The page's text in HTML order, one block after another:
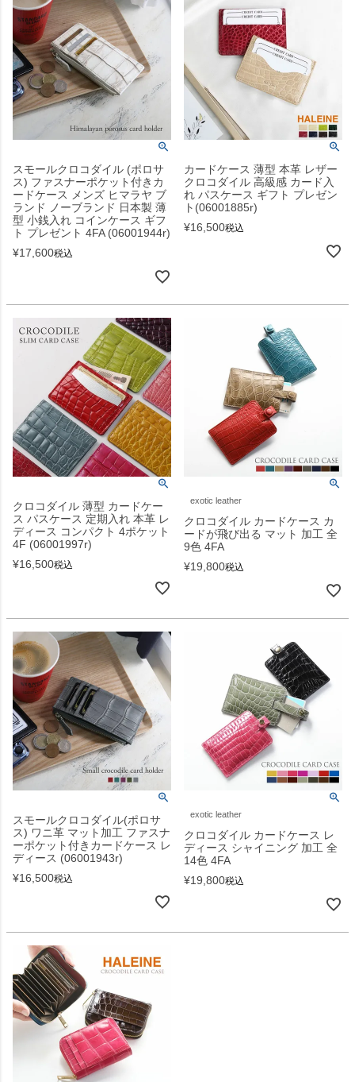
スモールクロコダイル (ポロサ
ス) ファスナーポケット付きカ
ードケース メンズ ヒマラヤ ブ
ランド ノーブランド 日本製 薄
型 小銭入れ コインケース ギフ
ト プレゼント 4FA (06001944r)
¥17,600税込
カードケース 薄型 本革 レザー
クロコダイル 高級感 カード入
れ パスケース ギフト プレゼン
ト(06001885r)
¥16,500税込
クロコダイル 薄型 カードケー
ス パスケース 定期入れ 本革 レ
ディース コンパクト 4ポケット
4F (06001997r)
¥16,500税込
exotic leather
クロコダイル カードケース カ
ードが飛び出る マット 加工 全
9色 4FA
¥19,800税込
スモールクロコダイル(ポロサ
ス) ワニ革 マット加工 ファスナ
ーポケット付きカードケース レ
ディース (06001943r)
¥16,500税込
exotic leather
クロコダイル カードケース レ
ディース シャイニング 加工 全
14色 4FA
¥19,800税込